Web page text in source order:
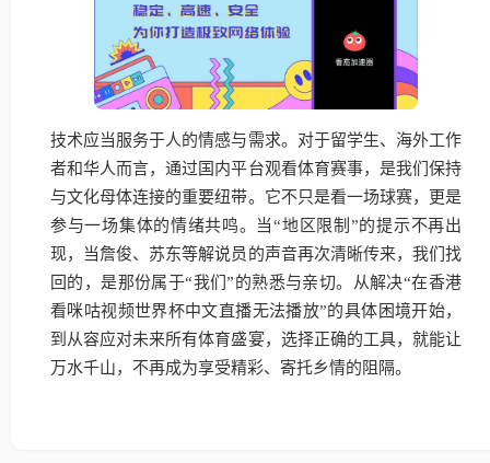
技术应当服务于人的情感与需求。对于留学生、海外工作
者和华人而言，通过国内平台观看体育赛事，是我们保持
与文化母体连接的重要纽带。它不只是看一场球赛，更是
参与一场集体的情绪共鸣。当“地区限制”的提示不再出
现，当詹俊、苏东等解说员的声音再次清晰传来，我们找
回的，是那份属于“我们”的熟悉与亲切。从解决“在香港
看咪咕视频世界杯中文直播无法播放”的具体困境开始，
到从容应对未来所有体育盛宴，选择正确的工具，就能让
万水千山，不再成为享受精彩、寄托乡情的阻隔。